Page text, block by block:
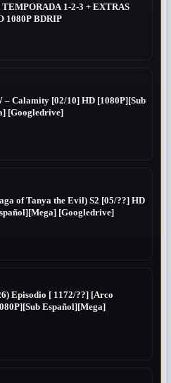
TEMPORADA 1-2-3 + EXTRAS
1080P BDRIP
– Calamity [02/10] HD [1080P][Sub
[Googledrive]
of Tanya the Evil) S2 [05/??] HD
[Googledrive]
Episodio [ 1172/??] [Arco
Español][Mega]